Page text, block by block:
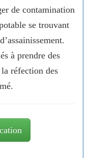
de contamination
se trouvant
à prendre des
réfection des